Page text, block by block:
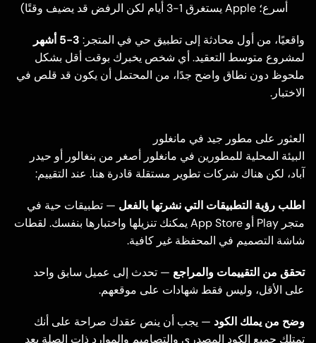
أسرع؛ Apple يستغرق 1-3 أيام لكن الرفض قد يضيف وقتًا)
واقعيًا، من أول محادثة إلى تطبيق حي في المتجر: 3-5 أشهر
لمشروع متوسط التعقيد. أي شخص يخبرك بوقت أقل بشكل
ملحوظ دون نطاق واضح جدًا، من المحتمل أن يكون قد قلص في
الاختبار.
العثور على مطور جيد في مانغلور
البيئة المحلية للمطورين في مانغلور أصغر من بنغالور أو حيدر
آباد، لكن هناك شركات تطوير مستقلة قادرة هنا. عند التقييم:
اطلب رؤية التطبيقات التي نشرتها بالفعل — تطبيقات حية في
متجر Play أو App Store يمكنك تنزيلها واختبارها بنفسك. لقطات
شاشة التصميم في المحفظة غير كافية.
تحقق من التقييمات والمراجع — تحدث إلى عميل سابق واحد
على الأقل، وليس فقط شهادات على موقعهم.
وضح من يملك الكود — يجب أن ينص عقدك صراحة على أنك
تمتلك جميع الكود المصدري والتصاميم والموارد ذات الصلة بعد